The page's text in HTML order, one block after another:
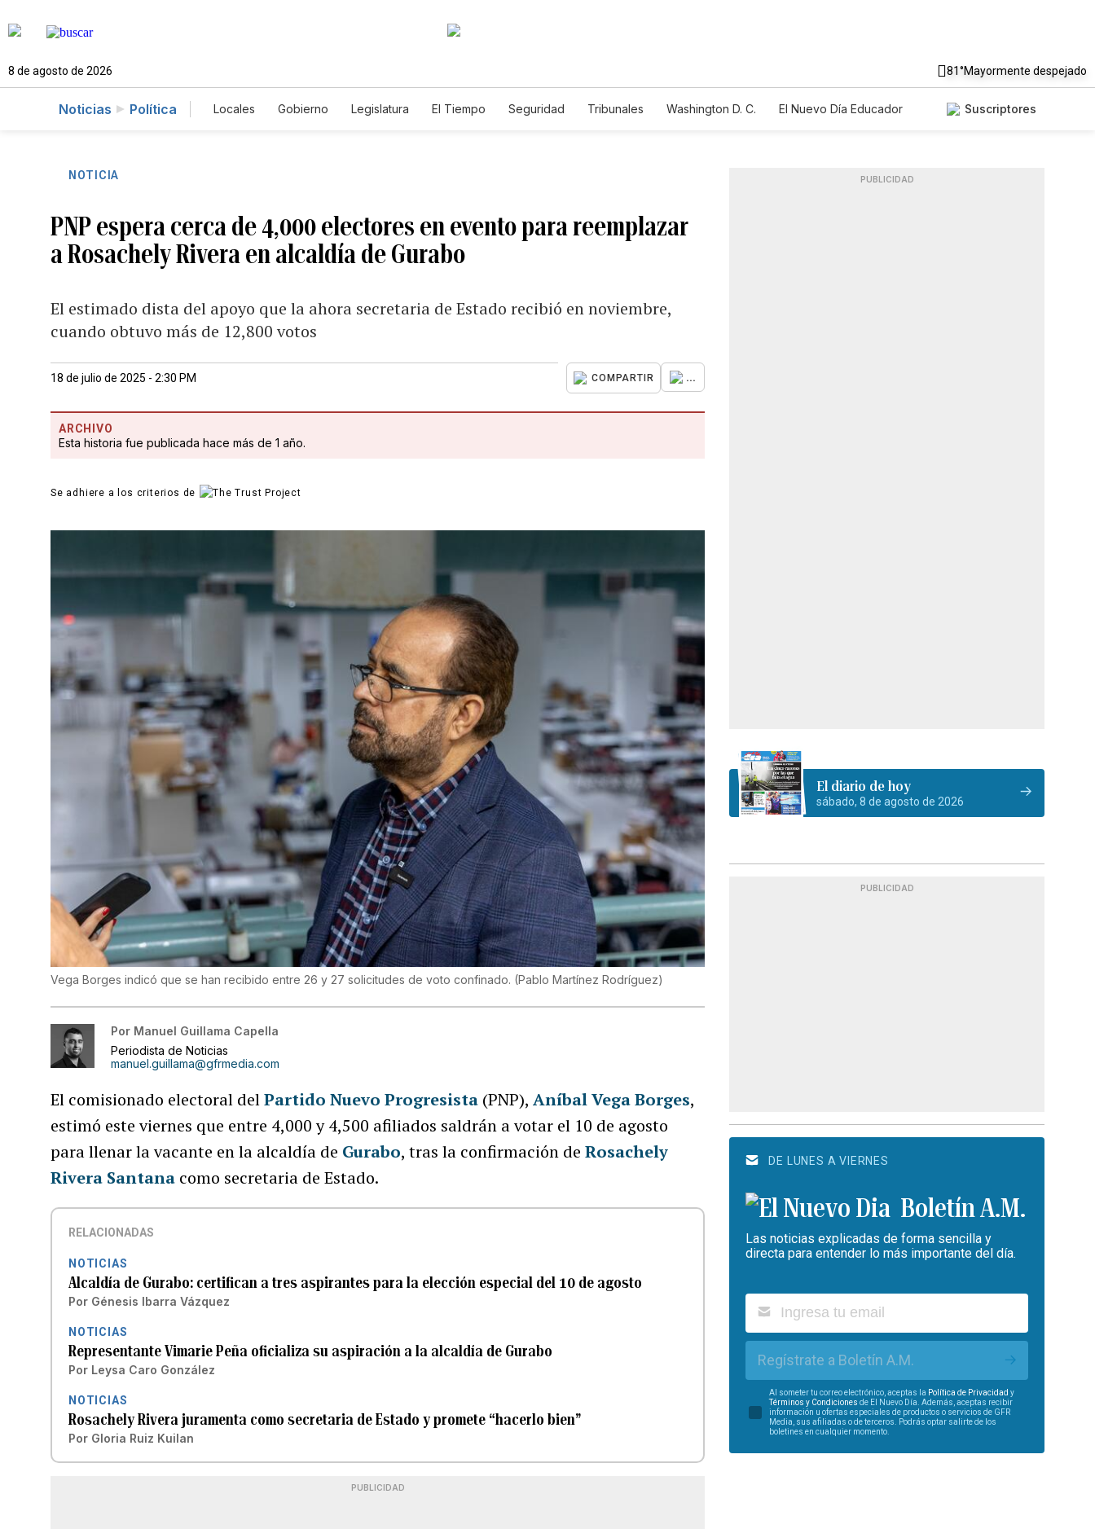
8 de agosto de 2026 81°Mayormente despejado
Noticias Política Locales Gobierno Legislatura El Tiempo Seguridad Tribunales Washington D. C.
El Nuevo Día Educador
Suscriptores
NOTICIA
PNP espera cerca de 4,000 electores en evento para reemplazar
a Rosachely Rivera en alcaldía de Gurabo
El estimado dista del apoyo que la ahora secretaria de Estado recibió en noviembre,
cuando obtuvo más de 12,800 votos
18 de julio de 2025 - 2:30 PM COMPARTIR ...
ARCHIVO
Esta historia fue publicada hace más de 1 año.
Se adhiere a los criterios de
Vega Borges indicó que se han recibido entre 26 y 27 solicitudes de voto confinado. (Pablo Martínez Rodríguez)
Por Manuel Guillama Capella
Periodista de Noticias
manuel.guillama@gfrmedia.com
El comisionado electoral delPartido Nuevo Progresista (PNP),Aníbal Vega Borges,
estimó este viernes que entre 4,000 y 4,500 afiliados saldrán a votar el 10 de agosto
para llenar la vacante en la alcaldía de Gurabo, tras la confirmación deRosachely
Rivera Santana como secretaria de Estado.
RELACIONADAS
NOTICIAS
Alcaldía de Gurabo: certifican a tres aspirantes para la elección especial del 10 de agosto
Por Génesis Ibarra Vázquez
NOTICIAS
Representante Vimarie Peña oficializa su aspiración a la alcaldía de Gurabo
Por Leysa Caro González
NOTICIAS
Rosachely Rivera juramenta como secretaria de Estado y promete “hacerlo bien”
Por Gloria Ruiz Kuilan
PUBLICIDAD
PUBLICIDAD
El diario de hoy
sábado, 8 de agosto de 2026
PUBLICIDAD
DE LUNES A VIERNES
Boletín A.M.
Las noticias explicadas de forma sencilla y
directa para entender lo más importante del día.
Regístrate a Boletín A.M.
Al someter tu correo electrónico, aceptas la Política de Privacidad y
Términos y Condiciones de El Nuevo Día. Además, aceptas recibir
información u ofertas especiales de productos o servicios de GFR
Media, sus afiliadas o de terceros. Podrás optar salirte de los
boletines en cualquier momento.